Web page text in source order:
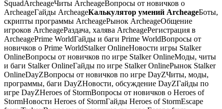
SquadArcheageЧиты ArcheageВопросы от новичков о
ArcheageГайды ArcheageКалькулятор умений ArcheageБоты,
скрипты программы ArcheageРынок ArcheageОбщение
игроков ArcheageРаздача, халява ArcheageРегистрация в
ArcheagePrime WorldГайды и баги Prime WorldВопросы от
новичков о Prime WorldStalker OnlineНовости игры Stalker
OnlineВопросы от новичков по игре Stalker OnlineМоды, читы
и баги Stalker OnlineГайды по игре Stalker OnlineРынок Stalker
OnlineDayZВопросы от новичков по игре DayZЧиты, моды,
программы, баги DayZНовости, обсуждение DayZГайды по
игре DayZHeroes of StormВопросы от новичков о Heroes of
StormНовости Heroes of StormГайды Heroes of StormEscape